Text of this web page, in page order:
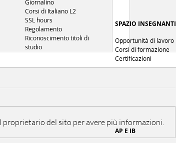
Italiano del sito per avere più informazioni.
Giornalino
Corsi di Italiano L2
SSL hours
Regolamento
Riconoscimento titoli di
studio
AP E IB
SPAZIO INSEGNANTI
Opportunità di lavoro
Corsi di formazione
Certificazioni